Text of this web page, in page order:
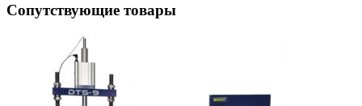
Сопутствующие товары